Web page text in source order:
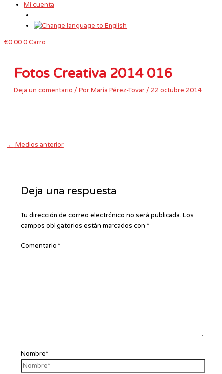
Mi cuenta
€0.000Carro
Fotos Creativa 2014 016
Deja un comentario / PorMaría Pérez-Tovar / 22 octubre 2014
← Medios anterior
Deja una respuesta
Tu dirección de correo electrónico no será publicada. Los
campos obligatorios están marcados con *
Comentario *
Nombre*